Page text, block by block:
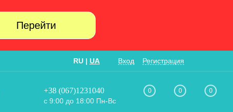
Перейти
RU | UA Вход Регистрация
+38 (067)1231040
с 9:00 до 18:00 Пн-Вс
0 0 0